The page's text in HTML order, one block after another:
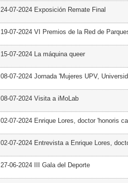
24-07-2024 Exposición Remate Final
19-07-2024 VI Premios de la Red de
15-07-2024 La máquina queer
08-07-2024 Jornada 'Mujeres UPV,
08-07-2024 Visita a iMoLab
02-07-2024 Enrique Lores, doctor 'honoris
02-07-2024 Entrevista a Enrique Lores,
27-06-2024 III Gala del Deporte